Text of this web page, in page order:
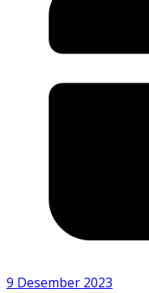
9 Desember 2023